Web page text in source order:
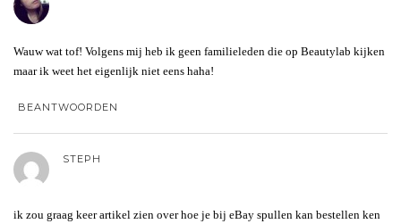
Wauw wat tof! Volgens mij heb ik geen familieleden die op Beautylab kijken
maar ik weet het eigenlijk niet eens haha!
BEANTWOORDEN
STEPH
ik zou graag keer artikel zien over hoe je bij eBay spullen kan bestellen ken